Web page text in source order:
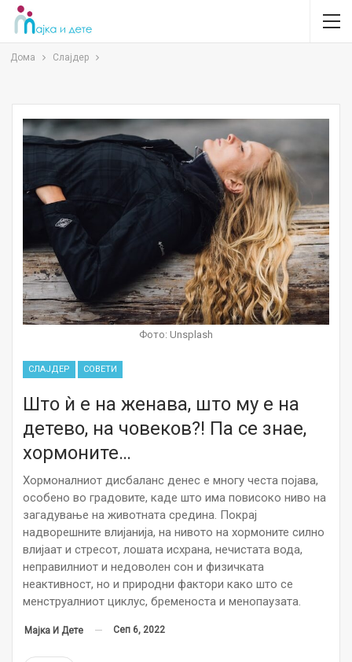
Дома Слајдер
Фото: Unsplash
СЛАЈДЕР СОВЕТИ
Што ѝ е на женава, што му е на
детево, на човеков?! Па се знае,
хормоните…
Хормоналниот дисбаланс денес е многу честа појава,
особено во градовите, каде што има повисоко ниво на
загадување на животната средина. Покрај
надворешните влијанија, на нивото на хормоните силно
влијаат и стресот, лошата исхрана, нечистата вода,
неправилниот и недоволен сон и физичката
неактивност, но и природни фактори како што се
менструалниот циклус, бременоста и менопаузата.
Мајка И Дете Сеп 6, 2022